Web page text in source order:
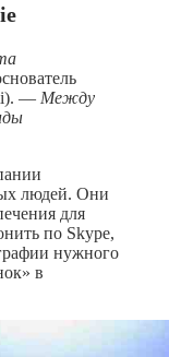
— Между
людей. Они
для
по Skype,
нужного
в